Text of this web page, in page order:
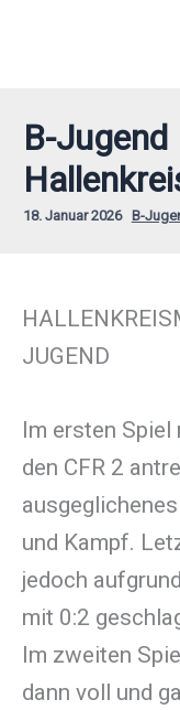
B-Jugend
18. Januar 2026 B-
JUGEND
Im ersten Spiel
den CFR 2
und Kampf.
jedoch
mit 0:2
Im zweiten
dann voll und